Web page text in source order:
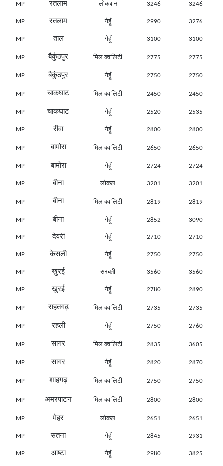
MP रतलाम लोकवान 3246 3246
MP रतलाम गेहूँ 2990 3276
MP ताल गेहूँ 3100 3100
MP बैकुंठपुर मिल क्वालिटी 2775 2775
MP बैकुंठपुर गेहूँ 2750 2750
MP चाकघाट मिल क्वालिटी 2450 2450
MP चाकघाट गेहूँ 2520 2535
MP रीवा गेहूँ 2800 2800
MP बामोरा मिल क्वालिटी 2650 2650
MP बामोरा गेहूँ 2724 2724
MP बीना लोकल 3201 3201
MP बीना मिल क्वालिटी 2819 2819
MP बीना गेहूँ 2852 3090
MP देवरी गेहूँ 2710 2710
MP केसली गेहूँ 2750 2750
MP खुरई सरबती 3560 3560
MP खुरई गेहूँ 2780 2890
MP राहतगढ़ मिल क्वालिटी 2735 2735
MP रहली गेहूँ 2750 2760
MP सागर मिल क्वालिटी 2835 3605
MP सागर गेहूँ 2820 2870
MP शाहगढ़ मिल क्वालिटी 2750 2750
MP अमरपाटन मिल क्वालिटी 2800 2800
MP मेहर लोकल 2651 2651
MP सतना गेहूँ 2845 2931
MP आष्टा गेहूँ 2980 3825